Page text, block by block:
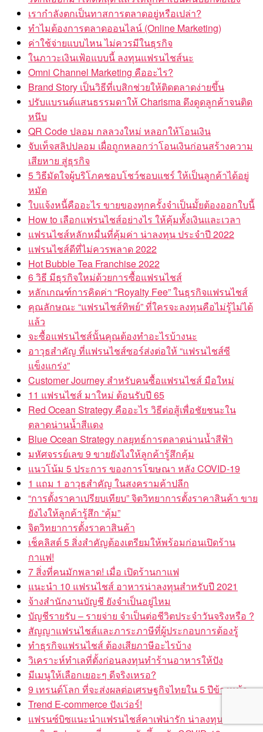
เรากำลังตกเป็นทาสการตลาดอยู่หรือเปล่า?
ทำไมต้องการตลาดออนไลน์ (Online Marketing)
ค่าใช้จ่ายแบบไหน ไม่ควรมีในธุรกิจ
ในภาวะเงินเฟ้อแบบนี้ ลงทุนแฟรนไชส์นะ
Omni Channel Marketing คืออะไร?
Brand Story เป็นวิธีที่เบสิกช่วยให้ติดตลาดง่ายขึ้น
ปรับแบรนด์แสนธรรมดาให้ Charisma ดึงดูดลูกค้าจนติด
หนึบ
QR Code ปลอม กลลวงใหม่ หลอกให้โอนเงิน
จับเท็จสลิปปลอม เผื่อถูกหลอกว่าโอนเงินก่อนสร้างความ
เสียหาย สู่ธุรกิจ
5 วิธีมัดใจผู้บริโภคชอบโชว์ชอบแชร์ ให้เป็นลูกค้าได้อยู่
หมัด
ใบแจ้งหนี้คืออะไร ขายของทุกครั้งจำเป็นมั้ยต้องออกใบนี้
How to เลือกแฟรนไชส์อย่างไร ให้คุ้มทั้งเงินและเวลา
แฟรนไชส์หลักหมื่นที่คุ้มค่า น่าลงทุน ประจำปี 2022
แฟรนไชส์ดีที่ไม่ควรพลาด 2022
Hot Bubble Tea Franchise 2022
6 วิธี มีธุรกิจใหม่ด้วยการซื้อแฟรนไชส์
หลักเกณฑ์การคิดค่า “Royalty Fee” ในธุรกิจแฟรนไชส์
คุณลักษณะ “แฟรนไชส์ทิพย์” ที่ใครจะลงทุนคือไม่รู้ไม่ได้
แล้ว
จะซื้อแฟรนไชส์นั้นคุณต้องทำอะไรบ้างนะ
อาวุธสำคัญ ที่แฟรนไชส์ซอร์ส่งต่อให้ “แฟรนไชส์ซี
แข็งแกร่ง”
Customer Journey สำหรับคนซื้อแฟรนไชส์ มือใหม่
11 แฟรนไชส์ มาใหม่ ต้อนรับปี 65
Red Ocean Strategy คืออะไร วิธีต่อสู้เพื่อชัยชนะใน
ตลาดน่านน้ำสีแดง
Blue Ocean Strategy กลยุทธ์การตลาดน่านน้ำสีฟ้า
มหัศจรรย์เลข 9 ขายยังไงให้ลูกค้ารู้สึกคุ้ม
แนวโน้ม 5 ประการ ของการโฆษณา หลัง COVID-19
1 แถม 1 อาวุธสำคัญ ในสงครามค้าปลีก
“การตั้งราคาเปรียบเทียบ” จิตวิทยาการตั้งราคาสินค้า ขาย
ยังไงให้ลูกค้ารู้สึก “คุ้ม”
จิตวิทยาการตั้งราคาสินค้า
เช็คลิสต์ 5 สิ่งสำคัญต้องเตรียมให้พร้อมก่อนเปิดร้าน
กาแฟ!
7 สิ่งที่คนมักพลาด! เมื่อ เปิดร้านกาแฟ
แนะนำ 10 แฟรนไชส์ อาหารน่าลงทุนสำหรับปี 2021
จ้างสำนักงานบัญชี ยังจำเป็นอยู่ไหม
บัญชีรายรับ – รายจ่าย จำเป็นต่อชีวิตประจำวันจริงหรือ ?
สัญญาแฟรนไชส์และภาระภาษีที่ผู้ประกอบการต้องรู้
ทำธุรกิจแฟรนไชส์ ต้องเสียภาษีอะไรบ้าง
วิเคราะห์ทำเลที่ตั้งก่อนลงทุนทำร้านอาหารให้ปัง
มีเมนูให้เลือกเยอะๆ ดีจริงเหรอ?
9 เทรนด์โลก ที่จะส่งผลต่อเศรษฐกิจไทยใน 5 ปีข้างหน้า
Trend E-commerce ปังเว่อร์!
แฟรนซ์บิซแนะนำแฟรนไชส์คาเฟ่น่ารัก น่าลงทุน